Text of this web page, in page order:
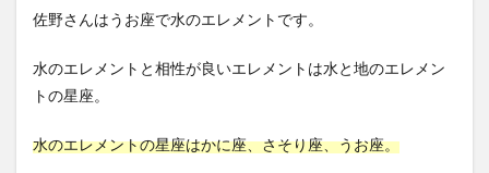
佐野さんはうお座で水のエレメントです。
水のエレメントと相性が良いエレメントは水と地のエレメン
トの星座。
水のエレメントの星座はかに座、さそり座、うお座。